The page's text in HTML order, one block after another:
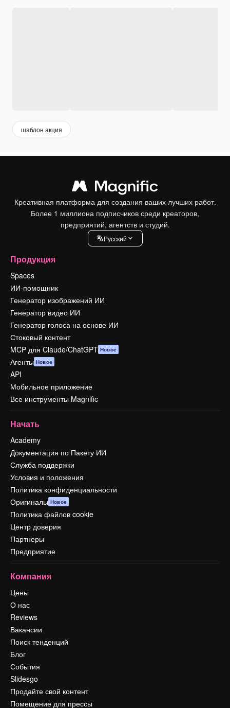
шаблон акция
Креативная платформа для создания ваших лучших работ.
Более 1 миллиона подписчиков среди креаторов,
предприятий, агентств и студий.
Pусский
Продукция
Spaces
ИИ-помощник
Генератор изображений ИИ
Генератор видео ИИ
Генератор голоса на основе ИИ
Стоковый контент
MCP для Claude/ChatGPT Новое
Агенты Новое
API
Мобильное приложение
Все инструменты Magnific
Начать
Academy
Документация по Пакету ИИ
Служба поддержки
Условия и положения
Политика конфиденциальности
Оригиналы Новое
Политика файлов cookie
Центр доверия
Партнеры
Предприятие
Компания
Цены
О нас
Reviews
Вакансии
Поиск тенденций
Блог
События
Slidesgo
Продайте свой контент
Помещение для прессы